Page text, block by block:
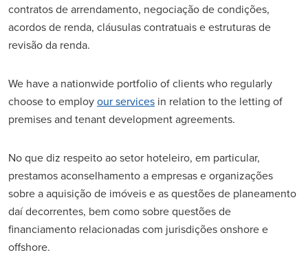
contratos de arrendamento, negociação de condições,
acordos de renda, cláusulas contratuais e estruturas de
revisão da renda.
We have a nationwide portfolio of clients who regularly
choose to employour services in relation to the letting of
premises and tenant development agreements.
No que diz respeito ao setor hoteleiro, em particular,
prestamos aconselhamento a empresas e organizações
sobre a aquisição de imóveis e as questões de planeamento
daí decorrentes, bem como sobre questões de
financiamento relacionadas com jurisdições onshore e
offshore.